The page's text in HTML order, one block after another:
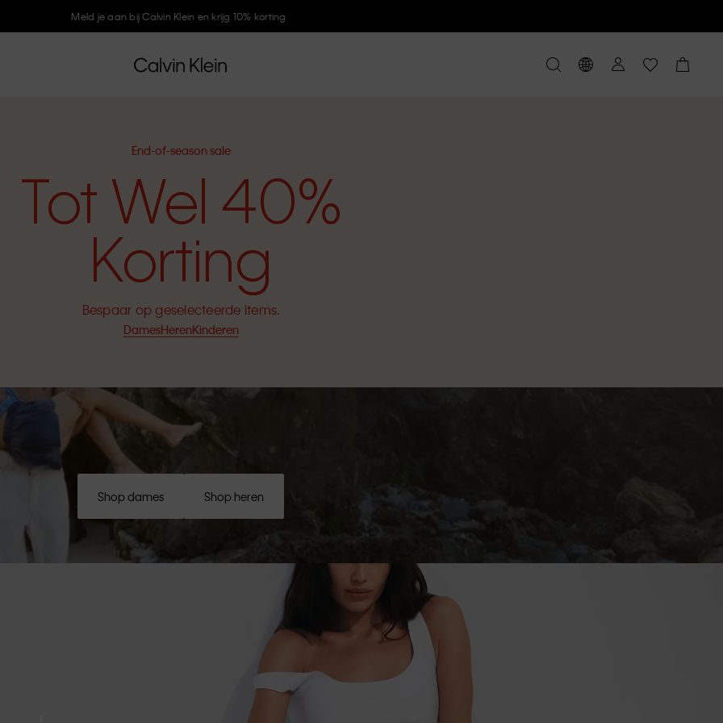
Meld je aan bij Calvin Klein en krijg 10% korting
End-of-season sale
Tot Wel 40%
Korting
Bespaar op geselecteerde items.
DamesHerenKinderen
Shop dames Shop heren